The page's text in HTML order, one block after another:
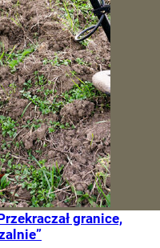
granice,